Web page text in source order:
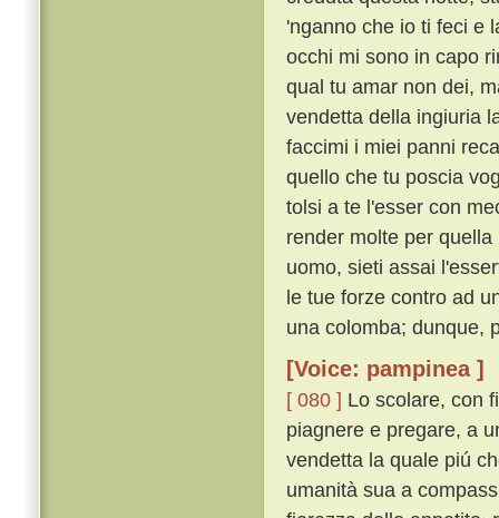
'nganno che io ti feci e
occhi mi sono in capo
qual tu amar non dei,
vendetta della ingiuria
faccimi i miei panni
quello che tu poscia
tolsi a te l'esser con
render molte per
uomo, sieti assai
le tue forze contro ad
una colomba; dunque,
[Voice: pampinea ]
[ 080 ] Lo scolare, con
piagnere e pregare, a
vendetta la quale piú
umanità sua a